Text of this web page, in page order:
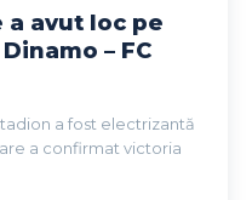
a avut loc pe
– FC
a fost electrizantă
a confirmat victoria